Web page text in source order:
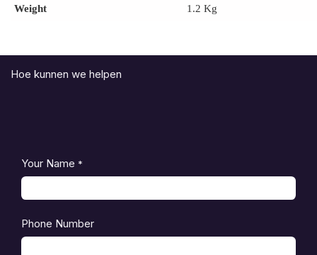
Weight
1.2 Kg
Hoe kunnen we helpen
Your Name *
Phone Number